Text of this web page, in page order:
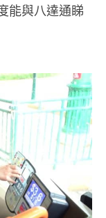
能與八達通睇